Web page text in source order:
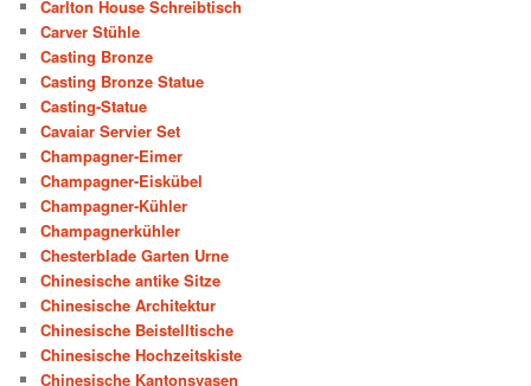
Carlton House Schreibtisch
Carver Stühle
Casting Bronze
Casting Bronze Statue
Casting-Statue
Cavaiar Servier Set
Champagner-Eimer
Champagner-Eiskübel
Champagner-Kühler
Champagnerkühler
Chesterblade Garten Urne
Chinesische antike Sitze
Chinesische Architektur
Chinesische Beistelltische
Chinesische Hochzeitskiste
Chinesische Kantonsvasen